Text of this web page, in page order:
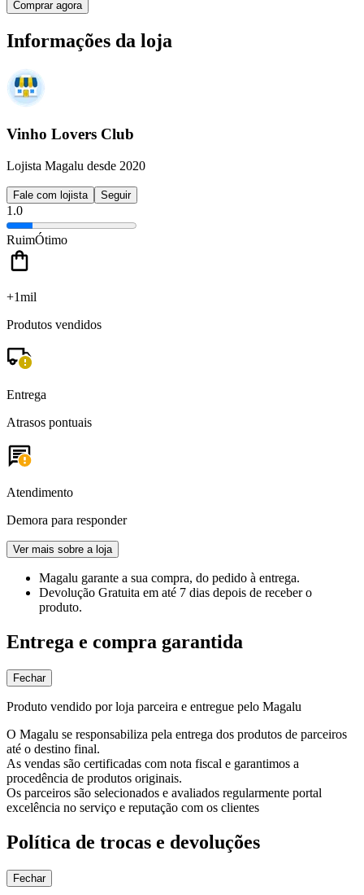
Comprar agora
Informações da loja
Vinho Lovers Club
Lojista Magalu desde 2020
Fale com lojista Seguir
1.0
RuimÓtimo
+1mil
Produtos vendidos
Entrega
Atrasos pontuais
Atendimento
Demora para responder
Ver mais sobre a loja
Magalu garante a sua compra, do pedido à entrega.
Devolução Gratuita em até 7 dias depois de receber o
produto.
Entrega e compra garantida
Fechar
Produto vendido por loja parceira e entregue pelo Magalu
O Magalu se responsabiliza pela entrega dos produtos de parceiros
até o destino final.
As vendas são certificadas com nota fiscal e garantimos a
procedência de produtos originais.
Os parceiros são selecionados e avaliados regularmente portal
excelência no serviço e reputação com os clientes
Política de trocas e devoluções
Fechar